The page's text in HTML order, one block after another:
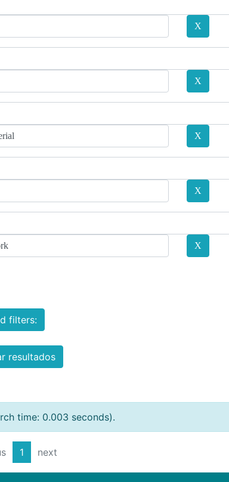
filters:
resultados
time: 0.003 seconds).
1 next